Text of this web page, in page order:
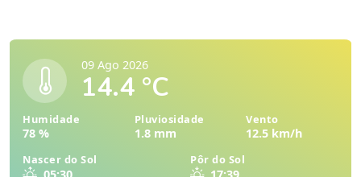
09 Ago 2026
14.4 °C
Humidade
78 %
Pluviosidade
1.8 mm
Vento
12.5 km/h
Nascer do Sol
05:30
Pôr do Sol
17:39